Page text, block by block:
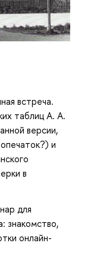
встреча.
таблиц А. А.
версии,
и
в
для
знакомство,
онлайн-